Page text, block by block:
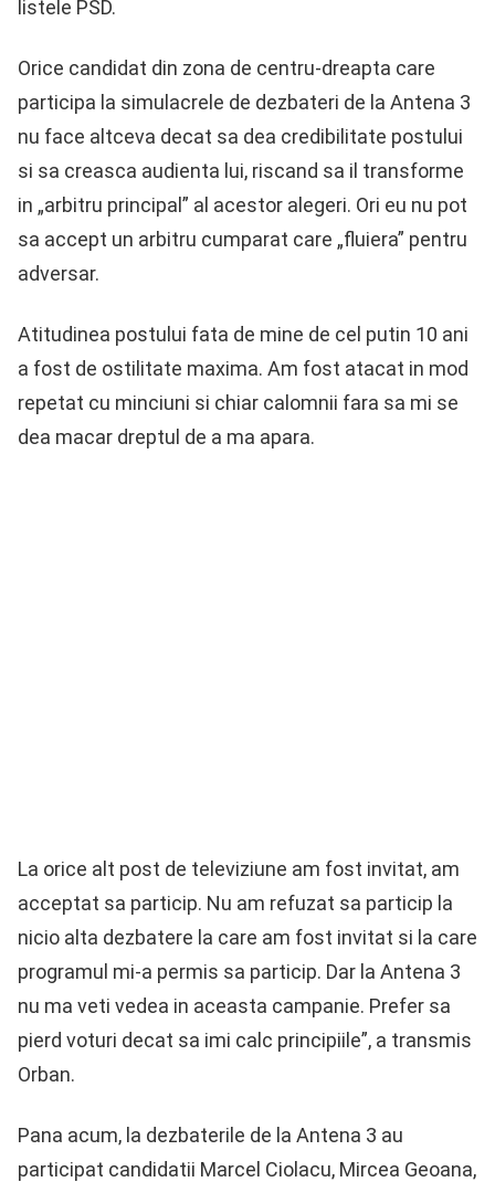
listele PSD.
Orice candidat din zona de centru-dreapta care
participa la simulacrele de dezbateri de la Antena 3
nu face altceva decat sa dea credibilitate postului
si sa creasca audienta lui, riscand sa il transforme
in „arbitru principal” al acestor alegeri. Ori eu nu pot
sa accept un arbitru cumparat care „fluiera” pentru
adversar.
Atitudinea postului fata de mine de cel putin 10 ani
a fost de ostilitate maxima. Am fost atacat in mod
repetat cu minciuni si chiar calomnii fara sa mi se
dea macar dreptul de a ma apara.
La orice alt post de televiziune am fost invitat, am
acceptat sa particip. Nu am refuzat sa particip la
nicio alta dezbatere la care am fost invitat si la care
programul mi-a permis sa particip. Dar la Antena 3
nu ma veti vedea in aceasta campanie. Prefer sa
pierd voturi decat sa imi calc principiile”, a transmis
Orban.
Pana acum, la dezbaterile de la Antena 3 au
participat candidatii Marcel Ciolacu, Mircea Geoana,